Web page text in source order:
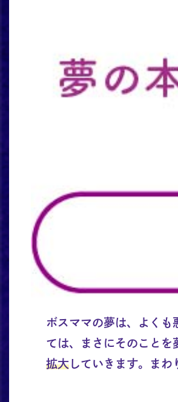
ボスママの夢は、よく
ては、まさにそのことを
拡大していきます。まわ